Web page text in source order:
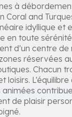
à
Coral and
idyllique et
en toute
d’un centre
réservées
Chacun
loisirs.
animées
de plaisir